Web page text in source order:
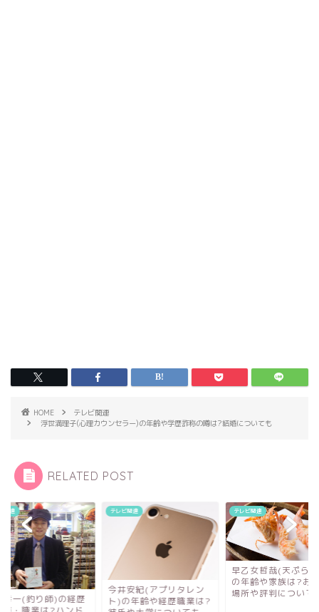
HOME
テレビ関連
浮世満理子(心理カウンセラー)の年齢や学歴詐称の噂は?結婚についても
RELATED POST
関連
幸一(釣り師)の経歴
テレビ関連
今井安紀(アプリタレン
ト)の年齢や経歴職業は?
テレビ関連
早乙女哲哉(天ぷら
の年齢や家族は?お
場所や評判について